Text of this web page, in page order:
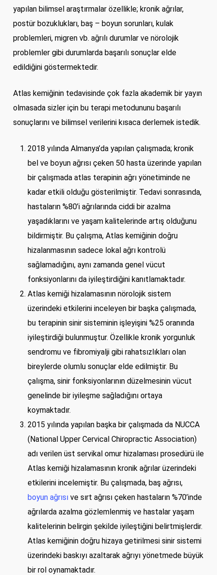
yapılan bilimsel araştırmalar özellikle; kronik ağrılar,
postür bozuklukları, baş – boyun sorunları, kulak
problemleri, migren vb. ağrılı durumlar ve nörolojik
problemler gibi durumlarda başarılı sonuçlar elde
edildiğini göstermektedir.
Atlas kemiğinin tedavisinde çok fazla akademik bir yayın
olmasada sizler için bu terapi metodununu başarılı
sonuçlarını ve bilimsel verilerini kısaca derlemek istedik.
2018 yılında Almanya’da yapılan çalışmada; kronik
bel ve boyun ağrısı çeken 50 hasta üzerinde yapılan
bir çalışmada atlas terapinin ağrı yönetiminde ne
kadar etkili olduğu gösterilmiştir. Tedavi sonrasında,
hastaların %80’i ağrılarında ciddi bir azalma
yaşadıklarını ve yaşam kalitelerinde artış olduğunu
bildirmiştir. Bu çalışma, Atlas kemiğinin doğru
hizalanmasının sadece lokal ağrı kontrolü
sağlamadığını, aynı zamanda genel vücut
fonksiyonlarını da iyileştirdiğini kanıtlamaktadır.
Atlas kemiği hizalamasının nörolojik sistem
üzerindeki etkilerini inceleyen bir başka çalışmada,
bu terapinin sinir sisteminin işleyişini %25 oranında
iyileştirdiği bulunmuştur. Özellikle kronik yorgunluk
sendromu ve fibromiyalji gibi rahatsızlıkları olan
bireylerde olumlu sonuçlar elde edilmiştir. Bu
çalışma, sinir fonksiyonlarının düzelmesinin vücut
genelinde bir iyileşme sağladığını ortaya
koymaktadır.
2015 yılında yapılan başka bir çalışmada da NUCCA
(National Upper Cervical Chiropractic Association)
adı verilen üst servikal omur hizalaması prosedürü ile
Atlas kemiği hizalamasının kronik ağrılar üzerindeki
etkilerini incelemiştir. Bu çalışmada, baş ağrısı,
boyun ağrısıve sırt ağrısı çeken hastaların %70’inde
ağrılarda azalma gözlemlenmiş ve hastalar yaşam
kalitelerinin belirgin şekilde iyileştiğini belirtmişlerdir.
Atlas kemiğinin doğru hizaya getirilmesi sinir sistemi
üzerindeki baskıyı azaltarak ağrıyı yönetmede büyük
bir rol oynamaktadır.